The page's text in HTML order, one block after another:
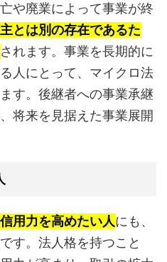
や廃業によって事業が終
とは別の存在であるた
されます。事業を長期的に
人にとって、マイクロ法
す。後継者への事業承継
将来を見据えた事業展開
用力を高めたい人にも、
す。法人格を持つこと